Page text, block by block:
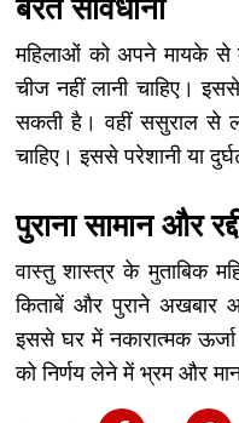
महिलाओं को अपने मायके से
चीज नहीं लानी चाहिए।
सकती है। वहीं ससुराल से
चाहिए। इससे परेशानी या
पुराना सामान और
वास्तु शास्त्र के मुताबिक
किताबें और पुराने अखबार
इससे घर में नकारात्मक
को निर्णय लेने में भ्रम और